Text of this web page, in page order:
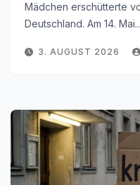
Mädchen erschütterte
Deutschland. Am 14.
3. AUGUST 2026